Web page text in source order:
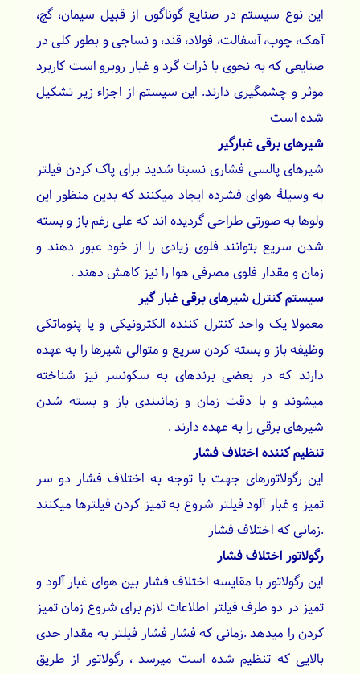
این نوع سیستم در صنایع گوناگون از قبیل سیمان، گچ،
آهک، چوب، آسفالت، فولاد، قند، و نساجی و بطور کلی در
صنایعی که به نحوی با ذرات گرد و غبار روبرو است کاربرد
موثر و چشمگیری دارند. این سیستم از اجزاء زیر تشکیل
شده است
شیرهای برقی غبارگیر
شیرهای پالسی فشاری نسبتا شدید برای پاک کردن فیلتر
به وسیلۀ هوای فشرده ایجاد میکنند که بدین منظور این
ولوها به صورتی طراحی گردیده اند که علی رغم باز و بسته
شدن سریع بتوانند فلوی زیادی را از خود عبور دهند و
زمان و مقدار فلوی مصرفی هوا را نیز کاهش دهند .
سیستم کنترل شیرهای برقی غبار گیر
معمولا یک واحد کنترل کننده الکترونیکی و یا پنوماتکی
وظیفه باز و بسته کردن سریع و متوالی شیرها را به عهده
دارند که در بعضی برندهای به سکونسر نیز شناخته
میشوند و با دقت زمان و زمانبندی باز و بسته شدن
شیرهای برقی را به عهده دارند .
تنظیم کننده اختلاف فشار
این رگولاتورهای جهت با توجه به اختلاف فشار دو سر
تمیز و غبار آلود فیلتر شروع به تمیز کردن فیلترها میکنند
.زمانی که اختلاف فشار
رگولاتور اختلاف فشار
این رگولاتور با مقایسه اختلاف فشار بین هوای غبار آلود و
تمیز در دو طرف فیلتر اطلاعات لازم برای شروع زمان تمیز
کردن را میدهد .زمانی که فشار فشار فیلتر به مقدار حدی
بالایی که تنظیم شده است میرسد ، رگولاتور از طریق